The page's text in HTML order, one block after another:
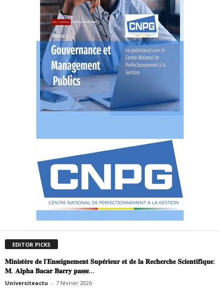
EDITOR PICKS
𝐌𝐢𝐧𝐢𝐬𝐭𝐞̀𝐫𝐞 𝐝𝐞 𝐥’𝐄𝐧𝐬𝐞𝐢𝐠𝐧𝐞𝐦𝐞𝐧𝐭 𝐒𝐮𝐩𝐞́𝐫𝐢𝐞𝐮𝐫 𝐞𝐭 𝐝𝐞 𝐥𝐚 𝐑𝐞𝐜𝐡𝐞𝐫𝐜𝐡𝐞 𝐒𝐜𝐢𝐞𝐧𝐭𝐢𝐟𝐢𝐪𝐮𝐞:
𝐌. 𝐀𝐥𝐩𝐡𝐚 𝐁𝐚𝐜𝐚𝐫 𝐁𝐚𝐫𝐫𝐲 𝐩𝐚𝐬𝐬𝐞...
Universiteactu - 7 février 2026